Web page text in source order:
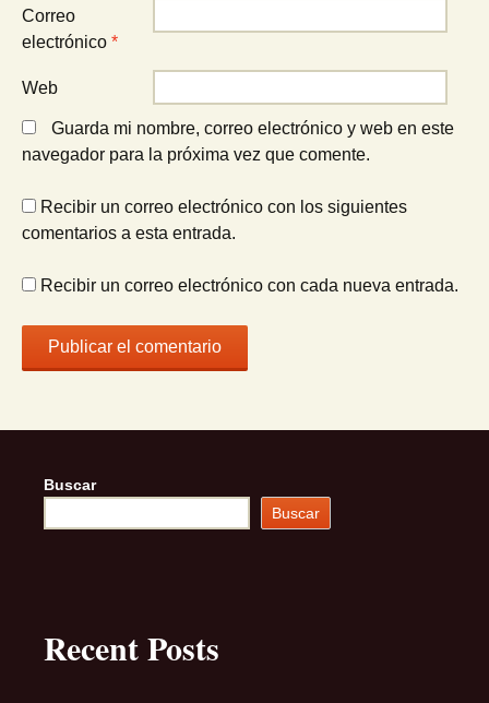
Correo
electrónico *
Web
Guarda mi nombre, correo electrónico y web en este
navegador para la próxima vez que comente.
Recibir un correo electrónico con los siguientes
comentarios a esta entrada.
Recibir un correo electrónico con cada nueva entrada.
Buscar
Buscar
Recent Posts